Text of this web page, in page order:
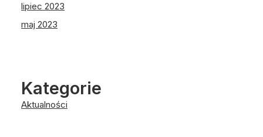
lipiec 2023
maj 2023
Kategorie
Aktualności